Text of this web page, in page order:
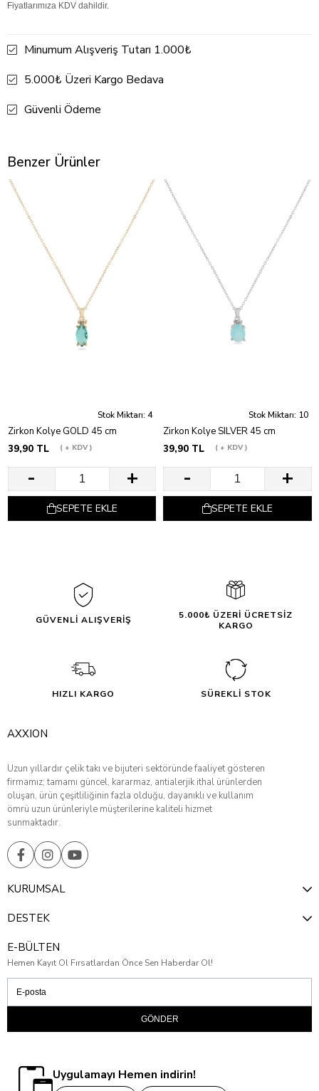
Fiyatlarımıza KDV dahildir.
Minumum Alışveriş Tutarı 1.000₺
5.000₺ Üzeri Kargo Bedava
Güvenli Ödeme
Benzer Ürünler
Stok Miktarı: 4
Zirkon Kolye GOLD 45 cm
39,90 TL
+ KDV
SEPETE EKLE
Stok Miktarı: 10
Zirkon Kolye SILVER 45 cm
39,90 TL
+ KDV
SEPETE EKLE
GÜVENLİ ALIŞVERİŞ
5.000₺ ÜZERİ ÜCRETSİZ
KARGO
HIZLI KARGO SÜREKLİ STOK
AXXION
Uzun yıllardır çelik takı ve bijuteri sektöründe faaliyet gösteren
firmamız; tamamı güncel, kararmaz, antialerjik ithal ürünlerden
oluşan, ürün çeşitliliğinin fazla olduğu, dayanıklı ve kullanım
ömrü uzun ürünleriyle müşterilerine kaliteli hizmet
sunmaktadır.
KURUMSAL
DESTEK
E-BÜLTEN
Hemen Kayıt Ol Fırsatlardan Önce Sen Haberdar Ol!
GÖNDER
Uygulamayı Hemen indirin!